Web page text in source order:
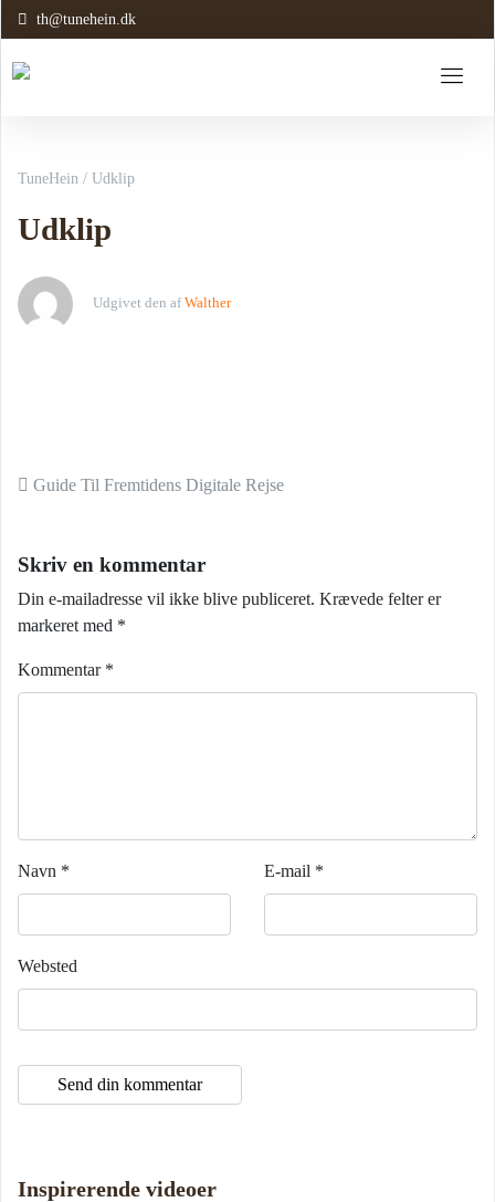
th@tunehein.dk
TuneHein / Udklip
Udklip
Udgivet den af Walther
Indlæg navigation
Guide Til Fremtidens Digitale Rejse
Skriv en kommentar
Din e-mailadresse vil ikke blive publiceret. Krævede felter er
markeret med *
Kommentar *
Navn * E-mail *
Websted
Inspirerende videoer